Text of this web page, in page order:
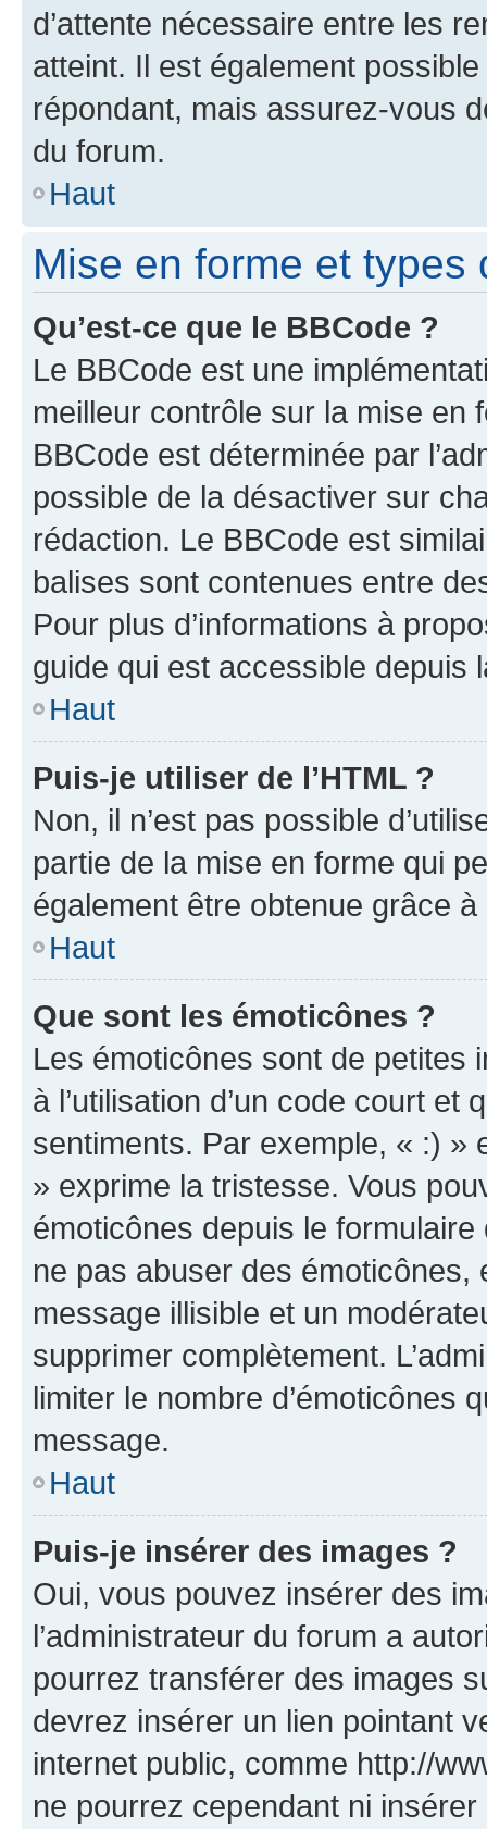
d’attente nécessaire entre les
atteint. Il est également
répondant, mais assurez-vous
du forum.
Haut
Mise en forme et types
Qu’est-ce que le BBCode ?
Le BBCode est une
meilleur contrôle sur la mise en
BBCode est déterminée par
possible de la désactiver sur
rédaction. Le BBCode est
balises sont contenues entre
Pour plus d’informations à
guide qui est accessible depuis
Haut
Puis-je utiliser de l’HTML ?
Non, il n’est pas possible
partie de la mise en forme qui
également être obtenue grâce à
Haut
Que sont les émoticônes ?
Les émoticônes sont de petites
à l’utilisation d’un code court et
sentiments. Par exemple, « :) »
» exprime la tristesse. Vous
émoticônes depuis le
ne pas abuser des
message illisible et un
supprimer complètement.
limiter le nombre d’émoticônes
message.
Haut
Puis-je insérer des images ?
Oui, vous pouvez insérer des
l’administrateur du forum a
pourrez transférer des images
devrez insérer un lien pointant
internet public, comme http://
ne pourrez cependant ni